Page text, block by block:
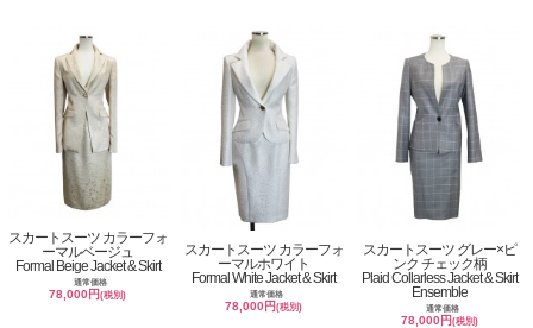
スカートスーツ カラーフォ
ーマルベージュ
Formal Beige Jacket & Skirt
通常価格
78,000円(税別)
スカートスーツ カラーフォ
ーマルホワイト
Formal White Jacket & Skirt
通常価格
78,000円(税別)
スカートスーツ グレー×ピ
ンク チェック柄
Plaid Collarless Jacket & Skirt
Ensemble
通常価格
78,000円(税別)